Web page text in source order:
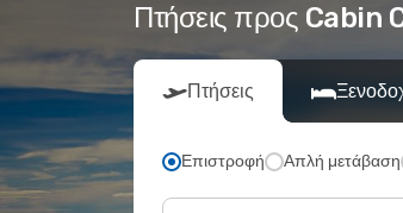
Πτήσεις προς Cabin
Πτήσεις
Επιστροφή Απλή μετάβαση